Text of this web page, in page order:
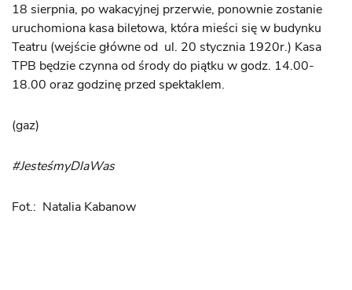
18 sierpnia, po wakacyjnej przerwie, ponownie zostanie
uruchomiona kasa biletowa, która mieści się w budynku
Teatru (wejście główne od ul. 20 stycznia 1920r.) Kasa
TPB będzie czynna od środy do piątku w godz. 14.00-
18.00 oraz godzinę przed spektaklem.
(gaz)
#JesteśmyDlaWas
Fot.: Natalia Kabanow